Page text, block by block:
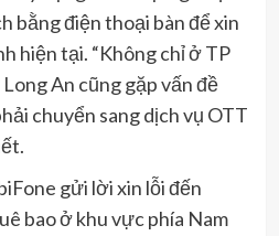
bằng điện thoại bàn để xin
hiện tại. “Không chỉ ở TP
An cũng gặp vấn đề
chuyển sang dịch vụ OTT
gửi lời xin lỗi đến
bao ở khu vực phía Nam